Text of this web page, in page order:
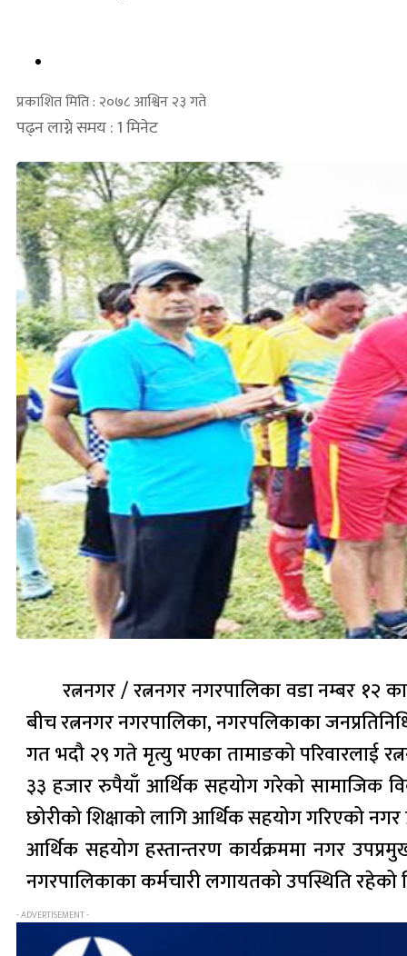
प्रकाशित मिति : २०७८ आश्विन २३ गते
पढ्न लाग्ने समय : 1 मिनेट
रत्ननगर / रत्ननगर नगरपालिका वडा नम्बर १२
बीच रत्ननगर नगरपालिका, नगरपलिकाका
गत भदौ २९ गते मृत्यु भएका तामाङको परिवारलाई
३३ हजार रुपैयाँ आर्थिक सहयोग गरेको सामाजिक
छोरीको शिक्षाको लागि आर्थिक सहयोग गरिएको
आर्थिक सहयोग हस्तान्तरण कार्यक्रममा नगर
नगरपालिकाका कर्मचारी लगायतको उपस्थिति रहेको
- ADVERTISEMENT -